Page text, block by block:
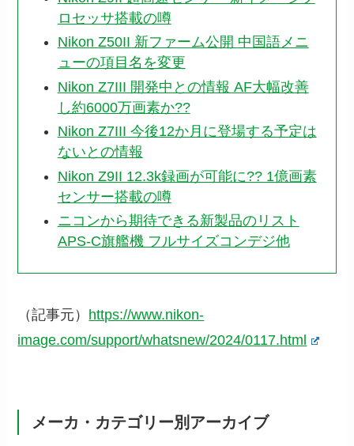
ロセッサ搭載の噂
Nikon Z50II 新ファーム公開 中国語メニ
ューの項目名を変更
Nikon Z7III 開発中との情報 AF大幅改善
し約6000万画素か??
Nikon Z7III 今後12か月に登場する予定は
ないとの情報
Nikon Z9II 12.3k録画が可能に?? 1億画素
センサー搭載の噂
ニコンから期待できる新製品のリスト
APS-C旗艦機 フルサイズコンデジ他
（記事元） https://www.nikon-
image.com/support/whatsnew/2024/0117.html
メーカ・カテゴリー別アーカイブ